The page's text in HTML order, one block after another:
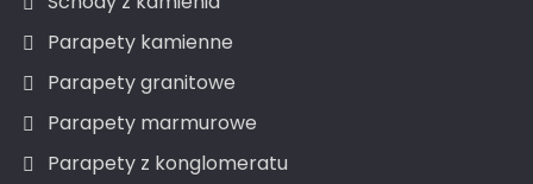
Parapety kamienne
Parapety granitowe
Parapety marmurowe
Parapety z konglomeratu